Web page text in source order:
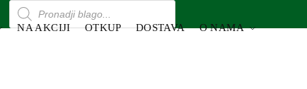
NA AKCIJI OTKUP DOSTAVA O NAMA